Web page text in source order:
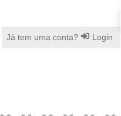
Já tem uma conta? Login